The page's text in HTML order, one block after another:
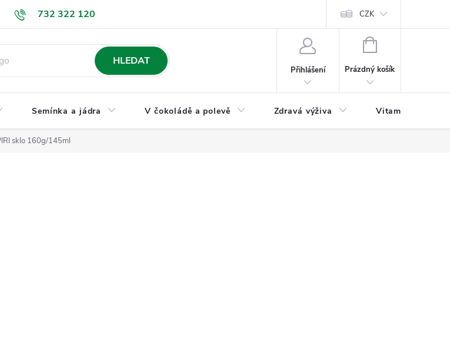
732 322 120
osobních údajů Jak nakupovat Formulář pro odstoupení od
CZK
HLEDAT
Přihlášení
NÁKUPNÍ
Prázdný košík
Semínka a jádra V čokoládě a polevě Zdravá výživa Vitamíny a
sklo 160g/145ml